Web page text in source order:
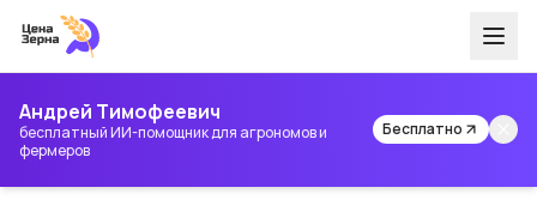
Андрей Тимофеевич
бесплатный ИИ-помощник для агрономов и
фермеров
Бесплатно